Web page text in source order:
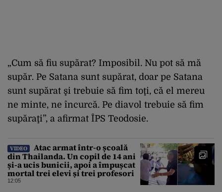
„Cum să fiu supărat? Imposibil. Nu pot să mă
supăr. Pe Satana sunt supărat, doar pe Satana
sunt supărat şi trebuie să fim toţi, că el mereu
ne minte, ne încurcă. Pe diavol trebuie să fim
supăraţi”, a afirmat ÎPS Teodosie.
VIDEO
Atac armat într-o școală
din Thailanda. Un copil de 14 ani
și-a ucis bunicii, apoi a împușcat
mortal trei elevi și trei profesori
12:05